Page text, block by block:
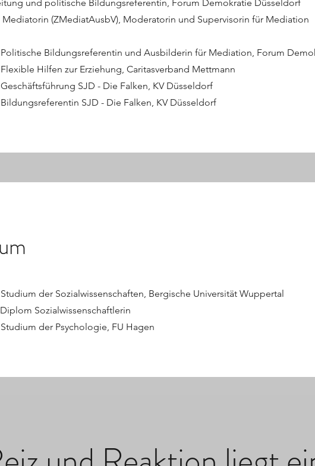
und politische Bildungsreferentin, Forum Demokratie Düsseldorf
(ZMediatAusbV), Moderatorin und Supervisorin für Mediation
Politische Bildungsreferentin und Ausbilderin für Mediation, Forum
Flexible Hilfen zur Erziehung, Caritasverband Mettmann
Geschäftsführung SJD - Die Falken, KV Düsseldorf
Bildungsreferentin SJD - Die Falken, KV Düsseldorf
Studium der Sozialwissenschaften, Bergische Universität Wuppertal
Sozialwissenschaftlerin
Studium der Psychologie, FU Hagen